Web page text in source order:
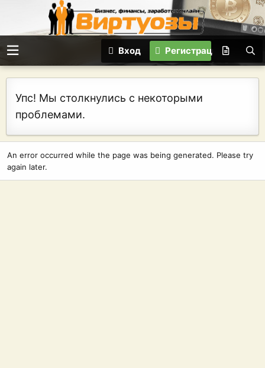
Вход Регистрация
Упс! Мы столкнулись с некоторыми
проблемами.
An error occurred while the page was being generated. Please try
again later.